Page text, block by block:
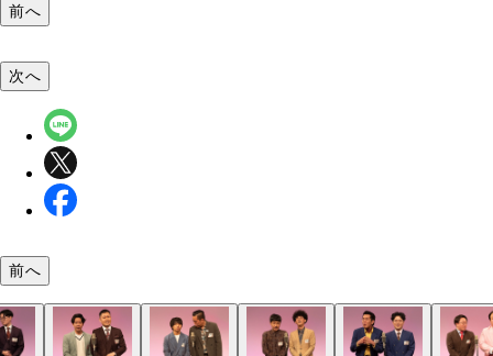
前へ
次へ
前へ